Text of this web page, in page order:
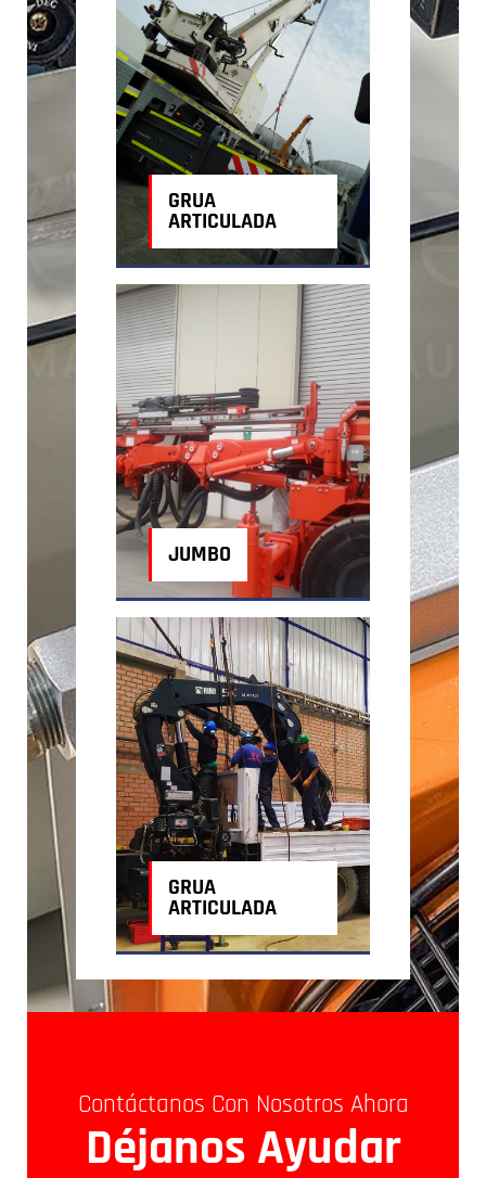
GRUA
ARTICULADA
JUMBO
GRUA
ARTICULADA
Contáctanos Con Nosotros Ahora
Déjanos Ayudar